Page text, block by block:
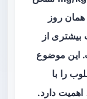
روز
از
این موضوع
را با
دارد.